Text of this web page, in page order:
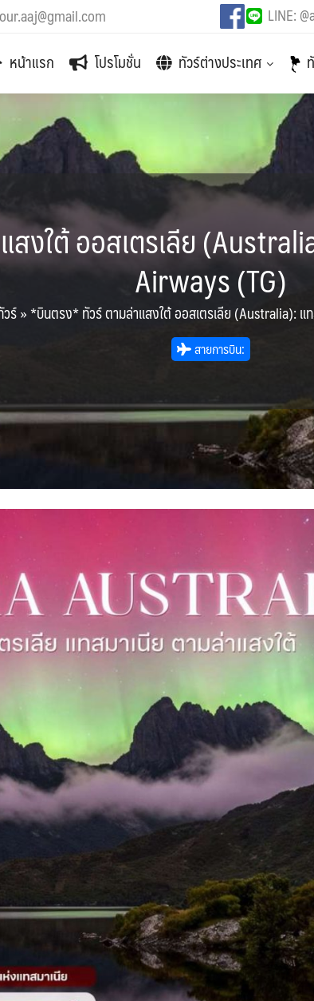
LINE:
หน้าแรก โปรโมชั่น ทัวร์ต่างประเทศ
งใต้ ออสเตรเลีย
Airways (TG)
ร์»*บินตรง* ทัวร์ ตามล่าแสงใต้ ออสเตรเลีย (Australia): แ
สายการบิน: